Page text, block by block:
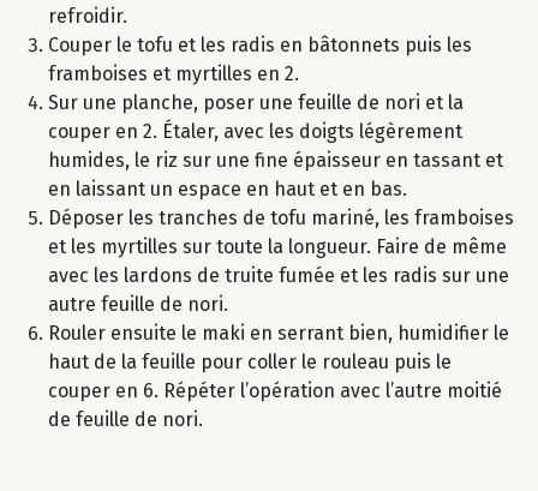
refroidir.
Couper le tofu et les radis en bâtonnets puis les
framboises et myrtilles en 2.
Sur une planche, poser une feuille de nori et la
couper en 2. Étaler, avec les doigts légèrement
humides, le riz sur une fine épaisseur en tassant et
en laissant un espace en haut et en bas.
Déposer les tranches de tofu mariné, les framboises
et les myrtilles sur toute la longueur. Faire de même
avec les lardons de truite fumée et les radis sur une
autre feuille de nori.
Rouler ensuite le maki en serrant bien, humidifier le
haut de la feuille pour coller le rouleau puis le
couper en 6. Répéter l’opération avec l’autre moitié
de feuille de nori.